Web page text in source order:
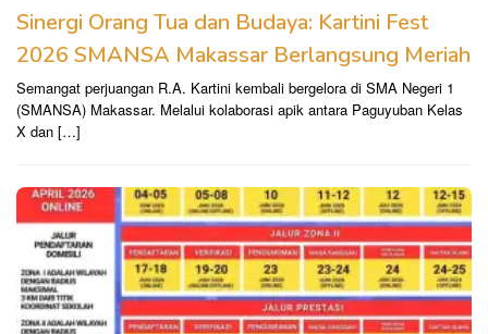
Sinergi Orang Tua dan Budaya: Kartini Fest
2026 SMANSA Makassar Berlangsung Meriah
Semangat perjuangan R.A. Kartini kembali bergelora di SMA Negeri 1
(SMANSA) Makassar. Melalui kolaborasi apik antara Paguyuban Kelas
X dan […]